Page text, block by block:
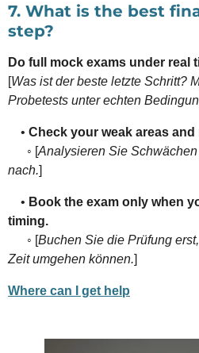
7. What is the best
step?
Do full mock exams under real
[Was ist der beste letzte Schritt?
Probetests unter echten
• Check your weak areas
◦ [Analysieren Sie
nach.]
• Book the exam only when
timing.
◦ [Buchen Sie die Prüfung
Zeit umgehen können.]
Where can I get help